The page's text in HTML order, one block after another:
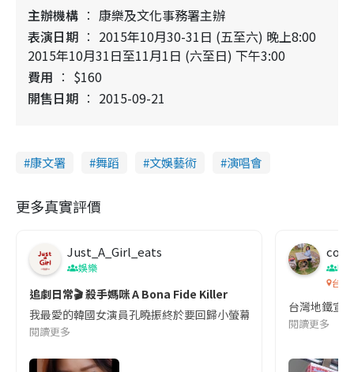
主辦機構
康樂及文化事務署主辦
表演日期
2015年10月30-31日 (五至六) 晚上8:00
2015年10月31日至11月1日 (六至日) 下午3:00
費用
$160
開售日期
2015-09-21
康文署 舞蹈 文娛藝術 演唱會
更多真實評價
Just_A_Girl_eats
娛樂
追劇日常🎬 殺手媽咪 A Bona Fide Killer
我最愛的韓國女演員孔曉振終於要回歸小螢幕啦!這次的劇本改編
閱讀更多
co
吹
台灣
台灣地鐵宣
閱讀更多